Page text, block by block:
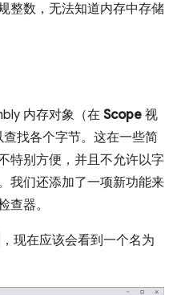
整数，无法知道内存中存储
内存对象（在 Scope 视
查找各个字节。这在一些简
特别方便，并且不允许以字
我们还添加了一项新功能来
查器。
，现在应该会看到一个名为